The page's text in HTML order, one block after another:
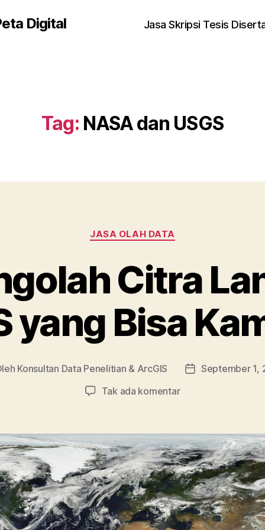
Digital Jasa Skripsi Tesis
Tag: NASA dan USGS
Kategori
JASA OLAH DATA
Citra
yang Bisa
Konsultan Data Penelitian & ArcGIS
Tanggal
September 1,
Tak ada komentarpada
Citra
Landsat
8
di
ArcGIS
yang
Bisa